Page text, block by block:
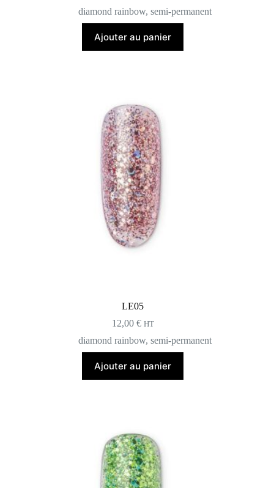
diamond rainbow,semi-permanent
Ajouter au panier
LE05
12,00 € HT
diamond rainbow,semi-permanent
Ajouter au panier